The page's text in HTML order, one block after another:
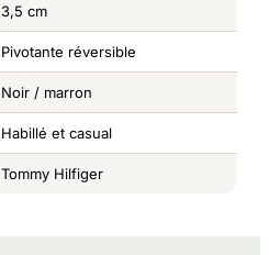
3,5 cm
Pivotante réversible
Noir / marron
Habillé et casual
Tommy Hilfiger